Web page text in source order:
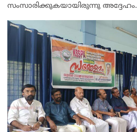
സംസാരിക്കുകയായിരുന്നു അദ്ദേഹം.